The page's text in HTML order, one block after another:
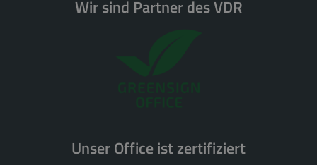
Wir sind Partner des VDR
Unser Office ist zertifiziert